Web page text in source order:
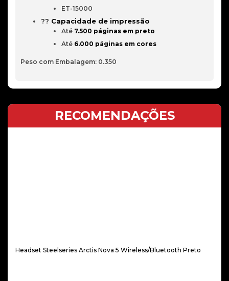
ET-15000
?? Capacidade de impressão
Até 7.500 páginas em preto
Até 6.000 páginas em cores
Peso com Embalagem: 0.350
RECOMENDAÇÕES
Headset Steelseries Arctis Nova 5 Wireless/Bluetooth Preto